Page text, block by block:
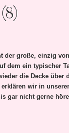
der große, einzig
dem ein typischer
die Decke über
wir in
gar nicht gerne